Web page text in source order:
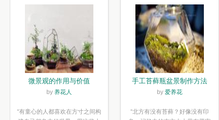
微景观的作用与价值
by 养花人
“有童心的人都喜欢在方寸之间构
手工苔藓瓶盆景制作方法
by 爱养花
“北方有没有苔藓？好像没有印